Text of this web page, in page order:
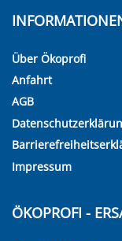
Über Ökoprofi
Anfahrt
AGB
Impressum
ÖKOPROFI -